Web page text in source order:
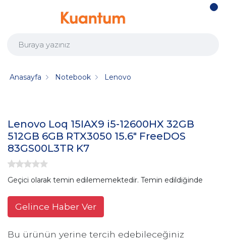
Anasayfa Notebook Lenovo
Lenovo Loq 15IAX9 i5-12600HX 32GB
512GB 6GB RTX3050 15.6" FreeDOS
83GS00L3TR K7
Geçici olarak temin edilememektedir. Temin edildiğinde
Gelince Haber Ver
Bu ürünün yerine tercih edebileceğiniz